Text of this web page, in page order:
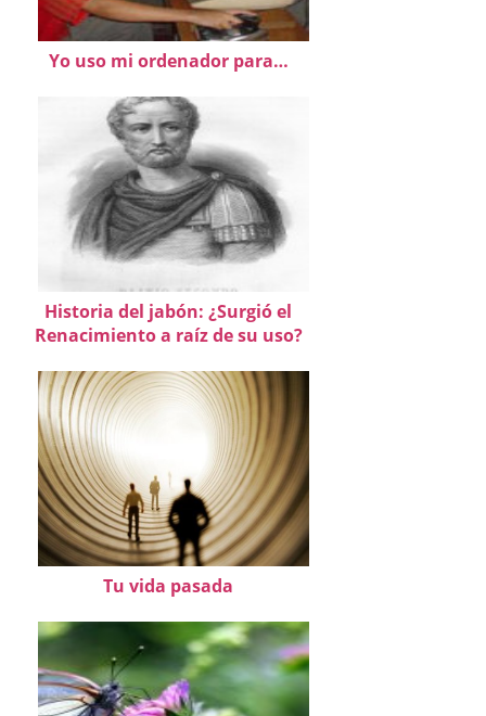
Yo uso mi ordenador para…
Historia del jabón: ¿Surgió el
Renacimiento a raíz de su uso?
Tu vida pasada